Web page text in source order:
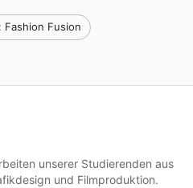
Fashion Fusion
unserer Studierenden aus
und Filmproduktion.